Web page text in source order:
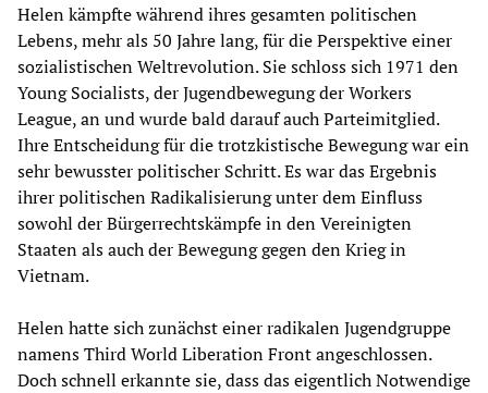
Helen kämpfte während ihres gesamten politischen
Lebens, mehr als 50 Jahre lang, für die Perspektive einer
sozialistischen Weltrevolution. Sie schloss sich 1971 den
Young Socialists, der Jugendbewegung der Workers
League, an und wurde bald darauf auch Parteimitglied.
Ihre Entscheidung für die trotzkistische Bewegung war ein
sehr bewusster politischer Schritt. Es war das Ergebnis
ihrer politischen Radikalisierung unter dem Einfluss
sowohl der Bürgerrechtskämpfe in den Vereinigten
Staaten als auch der Bewegung gegen den Krieg in
Vietnam.
Helen hatte sich zunächst einer radikalen Jugendgruppe
namens Third World Liberation Front angeschlossen.
Doch schnell erkannte sie, dass das eigentlich Notwendige